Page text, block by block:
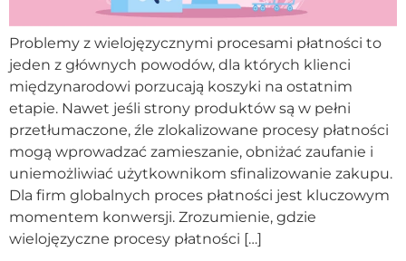
Problemy z wielojęzycznymi procesami płatności to
jeden z głównych powodów, dla których klienci
międzynarodowi porzucają koszyki na ostatnim
etapie. Nawet jeśli strony produktów są w pełni
przetłumaczone, źle zlokalizowane procesy płatności
mogą wprowadzać zamieszanie, obniżać zaufanie i
uniemożliwiać użytkownikom sfinalizowanie zakupu.
Dla firm globalnych proces płatności jest kluczowym
momentem konwersji. Zrozumienie, gdzie
wielojęzyczne procesy płatności […]